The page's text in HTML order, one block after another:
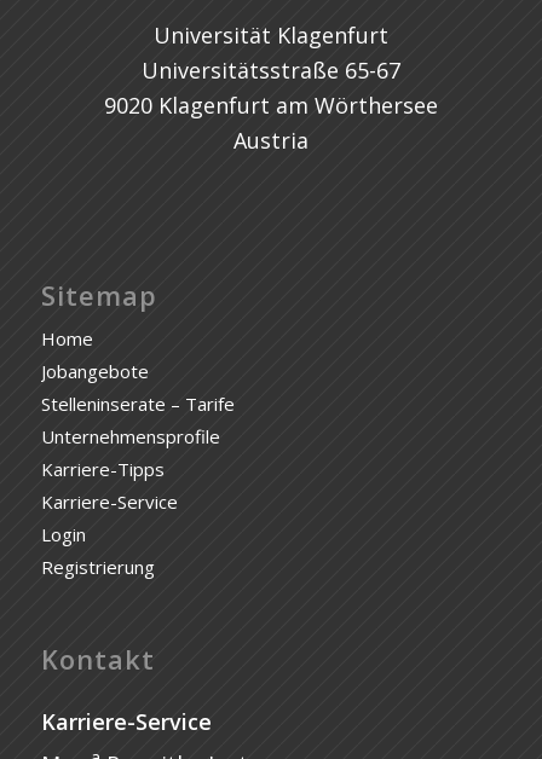
Universität Klagenfurt
Universitätsstraße 65-67
9020 Klagenfurt am Wörthersee
Austria
Sitemap
Home
Jobangebote
Stelleninserate – Tarife
Unternehmensprofile
Karriere-Tipps
Karriere-Service
Login
Registrierung
Kontakt
Karriere-Service